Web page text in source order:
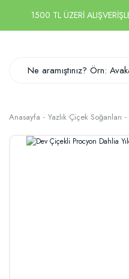
1500 TL ÜZERİ
Anasayfa Yazlık Çiçek Soğanları